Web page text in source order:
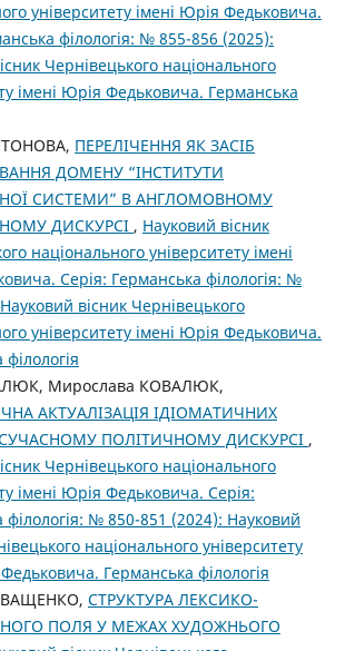
університету імені Юрія Федьковича.
філологія: № 855-856 (2025):
Чернівецького національного
імені Юрія Федьковича. Германська
ПЕРЕЛІЧЕННЯ ЯК ЗАСІБ
ДОМЕНУ “ІНСТИТУТИ
СИСТЕМИ” В АНГЛОМОВНОМУ
ДИСКУРСІ , Науковий вісник
національного університету імені
Серія: Германська філологія: №
вісник Чернівецького
університету імені Юрія Федьковича.
Мирослава КОВАЛЮК,
АКТУАЛІЗАЦІЯ ІДІОМАТИЧНИХ
СУЧАСНОМУ ПОЛІТИЧНОМУ ДИСКУРСІ ,
Чернівецького національного
імені Юрія Федьковича. Серія:
філологія: № 850-851 (2024): Науковий
національного університету
Германська філологія
СТРУКТУРА ЛЕКСИКО-
ПОЛЯ У МЕЖАХ ХУДОЖНЬОГО